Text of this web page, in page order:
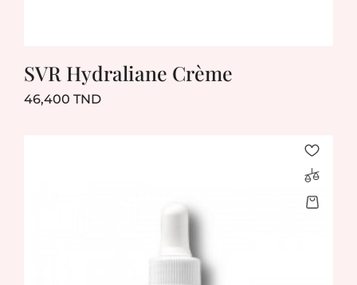
SVR Hydraliane Crème
46,400 TNDPrix